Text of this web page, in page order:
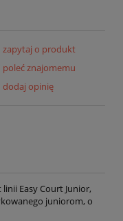
zapytaj o produkt
poleć znajomemu
dodaj opinię
Easy Court Junior,
juniorom, o